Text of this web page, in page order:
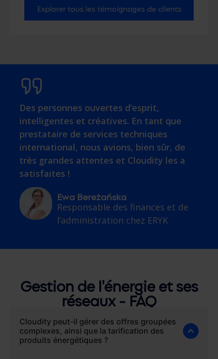
Explorer tous les témoignages de clients
Des personnes ouvertes d’esprit,
intelligentes et créatives. En tant que
prestataire de services techniques
international, nous avions, bien sûr, de
très grandes attentes et Cloudity les a
satisfaites !
Ewa Bereżańska
Responsable des finances et de
l’administration chez ERYK
Gestion de l'énergie et ses
réseaux - FAQ
Cloudity peut-il gérer des offres groupées
complexes, ainsi que la tarification des
produits énergétiques ?